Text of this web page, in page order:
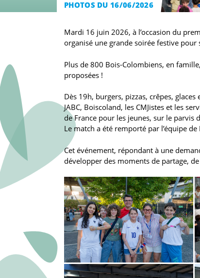
PHOTOS DU 16/06/2026
Mardi 16 juin 2026, à l’occasion du
organisé une grande soirée festive pour
Plus de 800 Bois-Colombiens, en
proposées !
Dès 19h, burgers, pizzas, crêpes,
JABC, Boiscoland, les CMJistes et les
de France pour les jeunes, sur le parvis
Le match a été remporté par l’équipe
Cet événement, répondant à une
développer des moments de partage,